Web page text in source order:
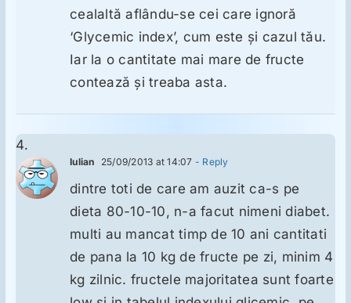
cealaltă aflându-se cei care ignoră
‘Glycemic index’, cum este şi cazul tău.
Iar la o cantitate mai mare de fructe
contează şi treaba asta.
Iulian 25/09/2013 at 14:07 - Reply
dintre toti de care am auzit ca-s pe
dieta 80-10-10, n-a facut nimeni diabet.
multi au mancat timp de 10 ani cantitati
de pana la 10 kg de fructe pe zi, minim 4
kg zilnic. fructele majoritatea sunt foarte